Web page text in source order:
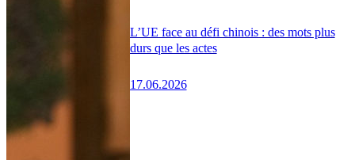
L’UE face au défi chinois : des mots plus
durs que les actes
17.06.2026